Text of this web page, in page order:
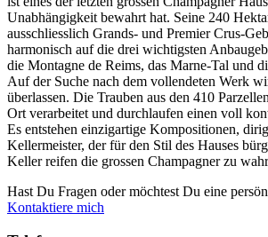
Unabhängigkeit bewahrt hat. Seine 240
ausschliesslich Grands- und Premier Crus-
harmonisch auf die drei wichtigsten
die Montagne de Reims, das Marne-Tal und
Auf der Suche nach dem vollendeten Werk
überlassen. Die Trauben aus den 410
Ort verarbeitet und durchlaufen einen voll
Es entstehen einzigartige Kompositionen,
Kellermeister, der für den Stil des Hauses
Keller reifen die grossen Champagner zu
Hast Du Fragen oder möchtest Du eine
Kontaktiere mich